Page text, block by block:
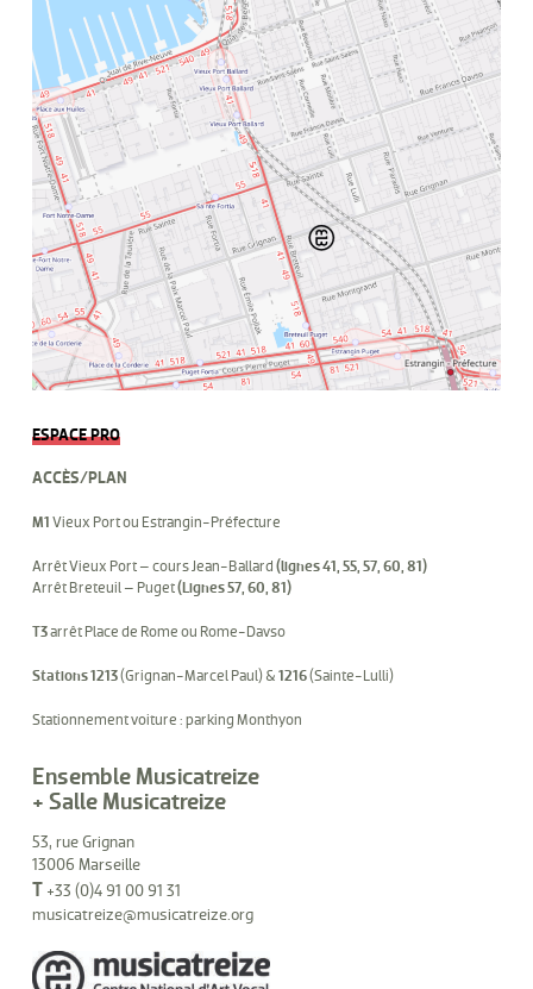
ESPACE PRO
ACCÈS/PLAN
M1 Vieux Port ou Estrangin-Préfecture
Arrêt Vieux Port – cours Jean-Ballard (lignes 41, 55, 57, 60, 81)
Arrêt Breteuil – Puget(Lignes 57, 60, 81)
T3arrêt Place de Rome ou Rome-Davso
Stations 1213(Grignan-Marcel Paul) & 1216(Sainte-Lulli)
Stationnement voiture : parking Monthyon
Ensemble Musicatreize
+ Salle Musicatreize
53, rue Grignan
13006 Marseille
T+33 (0)4 91 00 91 31
musicatreize@musicatreize.org